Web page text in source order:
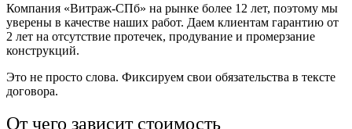
Компания «Витраж-СПб» на рынке более 12 лет, поэтому мы
уверены в качестве наших работ. Даем клиентам гарантию от
2 лет на отсутствие протечек, продувание и промерзание
конструкций.
Это не просто слова. Фиксируем свои обязательства в тексте
договора.
От чего зависит стоимость